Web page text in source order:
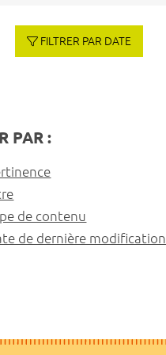
FILTRER PAR DATE
PAR :
de contenu
de dernière modification